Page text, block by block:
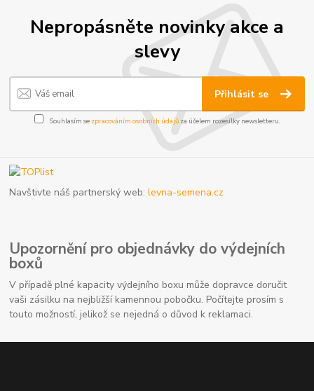
Nepropásněte novinky akce a
slevy
Přihlásit se
Souhlasím se zpracováním osobních údajůza účelem rozesílky newsletteru.
Navštivte náš partnerský web:levna-semena.cz
Upozornění pro objednávky do výdejních
boxů
V případě plné kapacity výdejního boxu může dopravce doručit
vaši zásilku na nejbližší kamennou pobočku. Počítejte prosím s
touto možností, jelikož se nejedná o důvod k reklamaci.